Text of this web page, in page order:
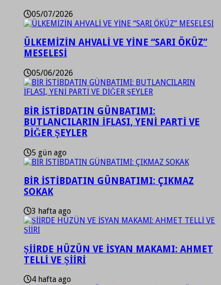
05/07/2026
ÜLKEMİZİN AHVALİ VE YİNE “SARI ÖKÜZ”
MESELESİ
05/06/2026
BİR İSTİBDATIN GÜNBATIMI:
BUTLANCILARIN İFLASI, YENİ PARTİ VE
DİĞER ŞEYLER
5 gün ago
BİR İSTİBDATIN GÜNBATIMI: ÇIKMAZ
SOKAK
3 hafta ago
ŞİİRDE HÜZÜN VE İSYAN MAKAMI: AHMET
TELLİ VE ŞİİRİ
4 hafta ago